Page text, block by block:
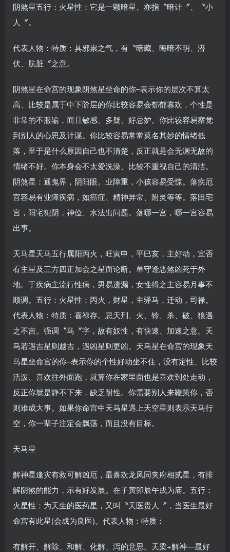
阴煞星五行：火星性：它是一颗暗星、亦指〝暗计〞、〝小
人〞。
代表人物：特质：具邪祟之气，有〝暗藏、晦暗不明、潜
伏、肮脏〞之意。
阴煞星在命宫的现象阴煞星坐命的你–表示你的层次不算太
高、比较是属于中下阶层的你比较容易会郁郁寡欢，个性是
非常的不服输，而且敏感、多疑、好忌妒。你比较容易察觉
到别人的心思及计谋。你比较容易常常莫名其妙的情绪低
落，至于是什么原因自己也不清楚，反正就是会无渊无故的
情绪不好。你本身会不太爱洗澡、比较不重视自己的清洁。
阴煞星：通鬼界，阴阳眼。业障重，小孩容易受惊。落疾厄
宫容易有业障疾病，如癌症、精神异常、附灵等等。落田宅
宫，阳宅犯阴，神位、水法出问题。落哪一宫，哪一宫容易
出事。
天马星天马五行属阳丙火，旺寅申，平巳亥，主好动，宜否
看主星及三方四正加会之星而论断。单守逢恶煞凶死于外
地。于疾病主流行性病，男易遗漏，女性得之主容易月事不
顺调。五行：火星性：丙火，财星，主驿马，迁动，司禄。
代表人物：特质：喜禄存。忌天刑、火、铃、杀、破、狼遇
之不吉。强调〝马〞字，故有奴性，有快速、加速之意。天
马若遇吉星则越吉，遇凶星则更凶。天马星在命宫的现象天
马星坐命宫的你–表示你的个性好动坐不住，没有定性、比较
活泼、喜欢往外面跑，就算你在家里面也是喜欢到处走动，
反正你就是静不下来，缺乏耐性。你需要别人来鞭策你，否
则难成大事。如果你命宫中天马星遇上天空星则表示天马行
空，你一辈子注定会飘荡，而且没有目标。
天马星
解神星逢灾有救可解凶厄，最喜欢龙凤同夹府相贰星，有排
解阴煞的能力，示有好发展。在子寅卯辰午戌为庙。五行：
火星性：为天生的医药星，又叫〝天医贵人〞，当医生最好
命宫有此星(会成为良医)。代表人物：特质：
有解开、解除、和解、化解、泻的意思。天梁+解神—最好